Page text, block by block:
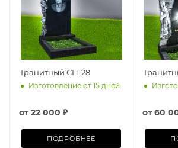
Гранитный СП-28
Изготовление от 15 дней
от22 000 ₽
ПОДРОБНЕЕ
от60